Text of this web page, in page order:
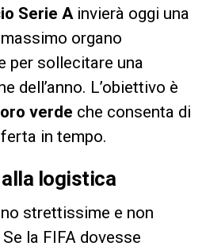
Serie Ainvierà oggi una
organo
per sollecitare una
dell’anno. L’obiettivo è
verde che consenta di
in tempo.
logistica
strettissime e non
la FIFA dovesse